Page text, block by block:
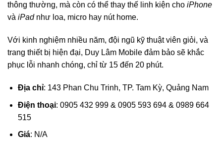
thông thường, mà còn có thể thay thế linh kiện cho iPhone
và iPadnhư loa, micro hay nút home.
Với kinh nghiệm nhiều năm, đội ngũ kỹ thuật viên giỏi, và
trang thiết bị hiện đại, Duy Lâm Mobile đảm bảo sẽ khắc
phục lỗi nhanh chóng, chỉ từ 15 đến 20 phút.
Địa chỉ: 143 Phan Chu Trinh, TP. Tam Kỳ, Quảng Nam
Điện thoại: 0905 432 999 & 0905 593 694 & 0989 664
515
Giá: N/A